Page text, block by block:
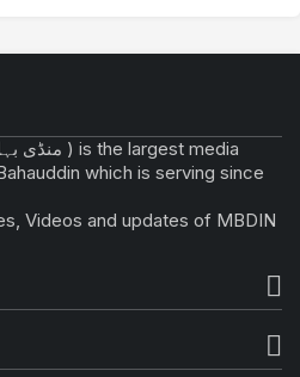
which is serving since
Videos and updates of MBDIN